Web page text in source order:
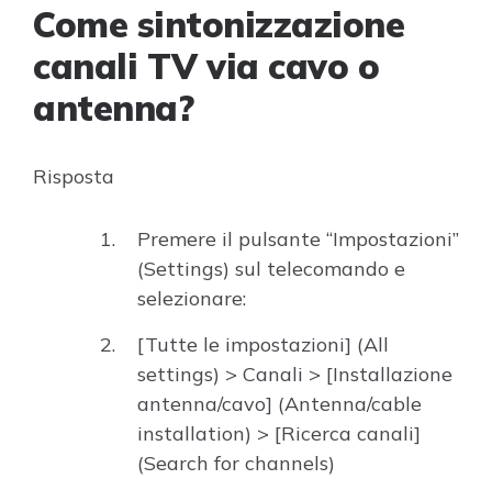
Come sintonizzazione
canali TV via cavo o
antenna?
Risposta
Premere il pulsante “Impostazioni”
(Settings) sul telecomando e
selezionare:
[Tutte le impostazioni] (All
settings) > Canali > [Installazione
antenna/cavo] (Antenna/cable
installation) > [Ricerca canali]
(Search for channels)